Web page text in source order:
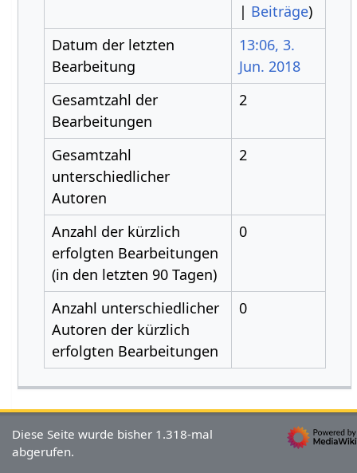
| Beiträge)
Datum der letzten
Bearbeitung
13:06, 3.
Jun. 2018
Gesamtzahl der
Bearbeitungen
2
Gesamtzahl
unterschiedlicher
Autoren
2
Anzahl der kürzlich
erfolgten Bearbeitungen
(in den letzten 90 Tagen)
0
Anzahl unterschiedlicher
Autoren der kürzlich
erfolgten Bearbeitungen
0
Diese Seite wurde bisher 1.318-mal
abgerufen.